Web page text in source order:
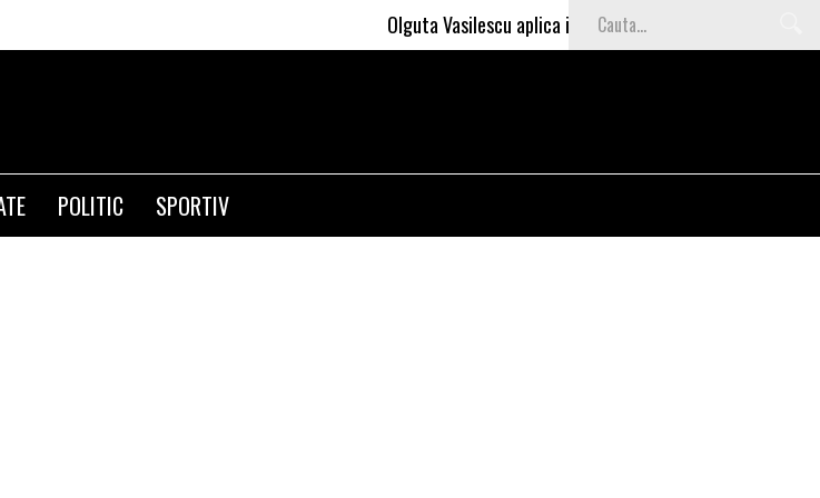
Olguta Vasilescu aplica invataturile lui Nea Marin: somajul
POLITIC SPORTIV